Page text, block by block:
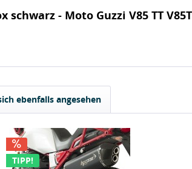
- Moto Guzzi V85 TT
ebenfalls angesehen
TIPP!